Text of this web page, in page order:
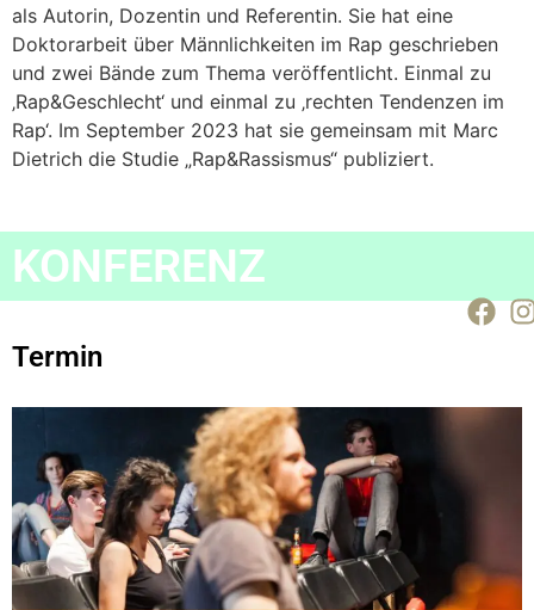
als Autorin, Dozentin und Referentin. Sie hat eine
Doktorarbeit über Männlichkeiten im Rap geschrieben
und zwei Bände zum Thema veröffentlicht. Einmal zu
‚Rap&Geschlecht‘ und einmal zu ‚rechten Tendenzen im
Rap‘. Im September 2023 hat sie gemeinsam mit Marc
Dietrich die Studie „Rap&Rassismus“ publiziert.
KONFERENZ
Termin